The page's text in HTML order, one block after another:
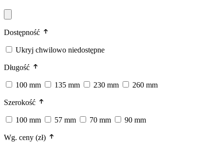
Dostępność
Ukryj chwilowo niedostępne
Długość
100 mm 135 mm 230 mm 260 mm
Szerokość
100 mm 57 mm 70 mm 90 mm
Wg. ceny (zł)